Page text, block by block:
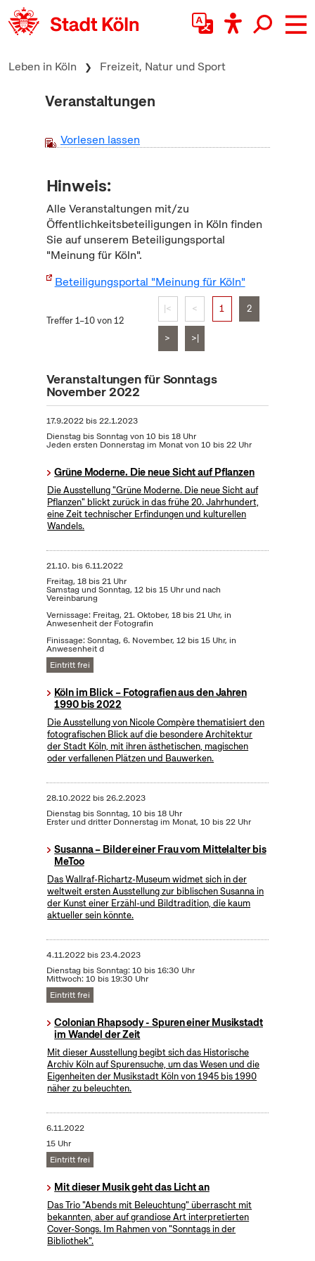
zum Inhalt springen
Leben in Köln Freizeit, Natur und Sport
Veranstaltungen
Vorlesen lassen
Hinweis:
Alle Veranstaltungen mit/zu
Öffentlichkeitsbeteiligungen in Köln finden
Sie auf unserem Beteiligungsportal
"Meinung für Köln".
Beteiligungsportal "Meinung für Köln"
Treffer 1–10 von 12
|< < 1 2
> >|
Veranstaltungen für Sonntags
November 2022
17.9.2022bis22.1.2023
Dienstag bis Sonntag von 10 bis 18 Uhr
Jeden ersten Donnerstag im Monat von 10 bis 22 Uhr
Grüne Moderne. Die neue Sicht auf Pflanzen
Die Ausstellung "Grüne Moderne. Die neue Sicht auf
Pflanzen" blickt zurück in das frühe 20. Jahrhundert,
eine Zeit technischer Erfindungen und kulturellen
Wandels.
21.10. bis6.11.2022
Freitag, 18 bis 21 Uhr
Samstag und Sonntag, 12 bis 15 Uhr und nach
Vereinbarung
Vernissage: Freitag, 21. Oktober, 18 bis 21 Uhr, in
Anwesenheit der Fotografin
Finissage: Sonntag, 6. November, 12 bis 15 Uhr, in
Anwesenheit d
Eintritt frei
Köln im Blick – Fotografien aus den Jahren
1990 bis 2022
Die Ausstellung von Nicole Compère thematisiert den
fotografischen Blick auf die besondere Architektur
der Stadt Köln, mit ihren ästhetischen, magischen
oder verfallenen Plätzen und Bauwerken.
28.10.2022bis26.2.2023
Dienstag bis Sonntag, 10 bis 18 Uhr
Erster und dritter Donnerstag im Monat, 10 bis 22 Uhr
Susanna – Bilder einer Frau vom Mittelalter bis
MeToo
Das Wallraf-Richartz-Museum widmet sich in der
weltweit ersten Ausstellung zur biblischen Susanna in
der Kunst einer Erzähl-und Bildtradition, die kaum
aktueller sein könnte.
4.11.2022bis23.4.2023
Dienstag bis Sonntag: 10 bis 16:30 Uhr
Mittwoch: 10 bis 19:30 Uhr
Eintritt frei
Colonian Rhapsody - Spuren einer Musikstadt
im Wandel der Zeit
Mit dieser Ausstellung begibt sich das Historische
Archiv Köln auf Spurensuche, um das Wesen und die
Eigenheiten der Musikstadt Köln von 1945 bis 1990
näher zu beleuchten.
6.11.2022
15 Uhr
Eintritt frei
Mit dieser Musik geht das Licht an
Das Trio "Abends mit Beleuchtung" überrascht mit
bekannten, aber auf grandiose Art interpretierten
Cover-Songs. Im Rahmen von "Sonntags in der
Bibliothek".